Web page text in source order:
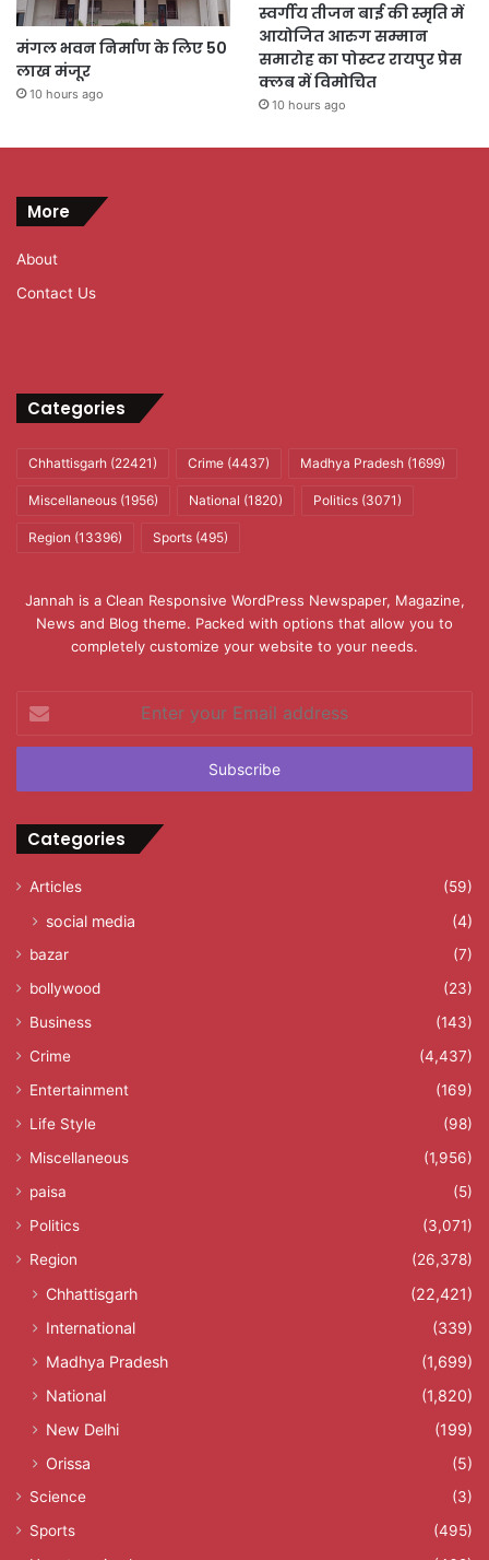
मंगल भवन निर्माण के लिए 50
लाख मंजूर
10 hours ago
स्वर्गीय तीजन बाई की स्मृति में
आयोजित आरुग सम्मान
समारोह का पोस्टर रायपुर प्रेस
क्लब में विमोचित
10 hours ago
More
About
Contact Us
Categories
Chhattisgarh (22421) Crime (4437) Madhya Pradesh (1699)
Miscellaneous (1956) National (1820) Politics (3071)
Region (13396) Sports (495)
Jannah is a Clean Responsive WordPress Newspaper, Magazine,
News and Blog theme. Packed with options that allow you to
completely customize your website to your needs.
your
Email
Categories
Articles (59)
social media (4)
bazar
(7)
bollywood
(23)
Business
(143)
Crime
(4,437)
Entertainment
(169)
Life Style
(98)
Miscellaneous
(1,956)
paisa
(5)
Politics
(3,071)
Region
(26,378)
Chhattisgarh
(22,421)
International
(339)
Madhya Pradesh
(1,699)
National
(1,820)
New Delhi
(199)
Orissa
(5)
Science
(3)
Sports
(495)